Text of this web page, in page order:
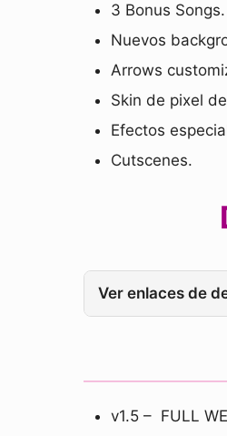
3 Bonus Songs.
Nuevos
Arrows
Skin de pixel
Efectos
Cutscenes.
Ver enlaces de
v1.5 – FULL